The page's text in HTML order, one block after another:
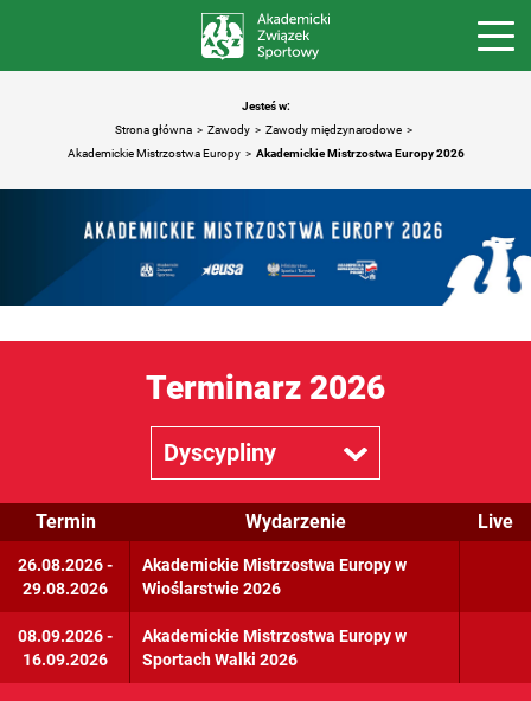
Jesteś w:
Strona główna
Zawody
Zawody międzynarodowe
Akademickie Mistrzostwa Europy
Akademickie Mistrzostwa Europy 2026
Terminarz 2026
Dyscypliny
Dyscypliny
Kickboxing
Wioślarstwo
Termin Wydarzenie Live
26.08.2026 -
29.08.2026
Akademickie Mistrzostwa Europy w
Wioślarstwie 2026
08.09.2026 -
16.09.2026
Akademickie Mistrzostwa Europy w
Sportach Walki 2026